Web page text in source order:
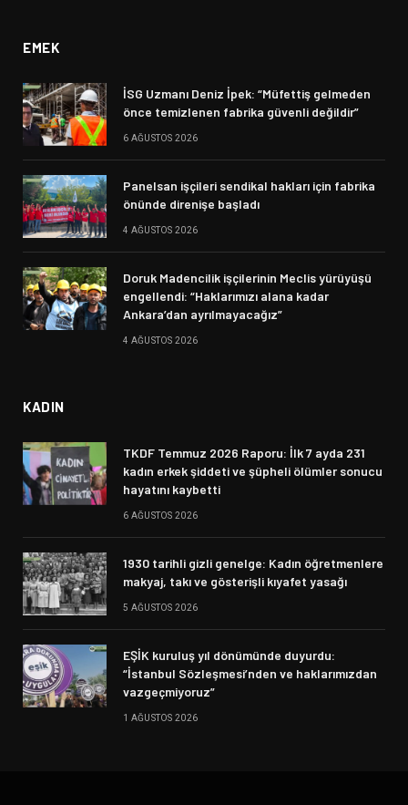
EMEK
İSG Uzmanı Deniz İpek: “Müfettiş gelmeden
önce temizlenen fabrika güvenli değildir”
6 AĞUSTOS 2026
Panelsan işçileri sendikal hakları için fabrika
önünde direnişe başladı
4 AĞUSTOS 2026
Doruk Madencilik işçilerinin Meclis yürüyüşü
engellendi: “Haklarımızı alana kadar
Ankara’dan ayrılmayacağız”
4 AĞUSTOS 2026
KADIN
TKDF Temmuz 2026 Raporu: İlk 7 ayda 231
kadın erkek şiddeti ve şüpheli ölümler sonucu
hayatını kaybetti
6 AĞUSTOS 2026
1930 tarihli gizli genelge: Kadın öğretmenlere
makyaj, takı ve gösterişli kıyafet yasağı
5 AĞUSTOS 2026
EŞİK kuruluş yıl dönümünde duyurdu:
“İstanbul Sözleşmesi’nden ve haklarımızdan
vazgeçmiyoruz”
1 AĞUSTOS 2026